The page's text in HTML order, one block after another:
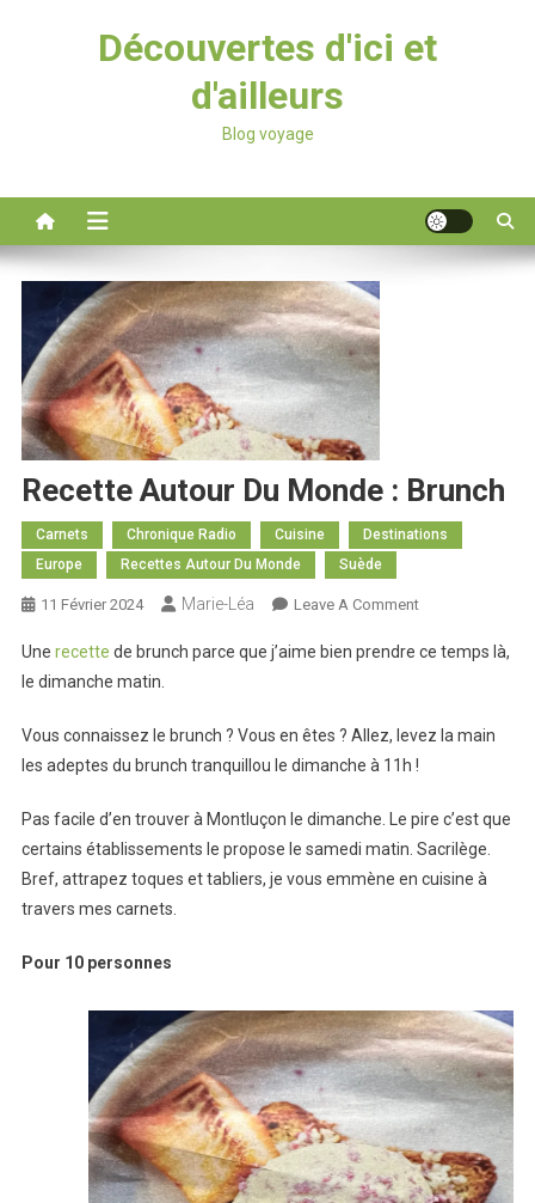
Découvertes d'ici et
d'ailleurs
Blog voyage
Recette Autour Du Monde : Brunch
Carnets Chronique Radio Cuisine
Destinations
Europe
Recettes Autour Du Monde Suède
11 Février 2024 Marie-Léa Leave A CommentOn
Autour
:
Brunch
Une recette de brunch parce que j’aime bien prendre ce temps là,
le dimanche matin.
Vous connaissez le brunch ? Vous en êtes ? Allez, levez la main
les adeptes du brunch tranquillou le dimanche à 11h !
Pas facile d’en trouver à Montluçon le dimanche. Le pire c’est que
certains établissements le propose le samedi matin. Sacrilège.
Bref, attrapez toques et tabliers, je vous emmène en cuisine à
travers mes carnets.
Pour 10 personnes